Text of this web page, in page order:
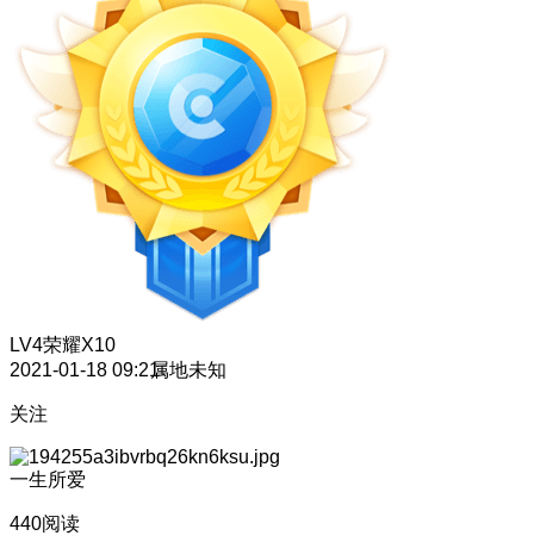
LV4荣耀X10
2021-01-18 09:21属地未知
关注
一生所爱
440阅读